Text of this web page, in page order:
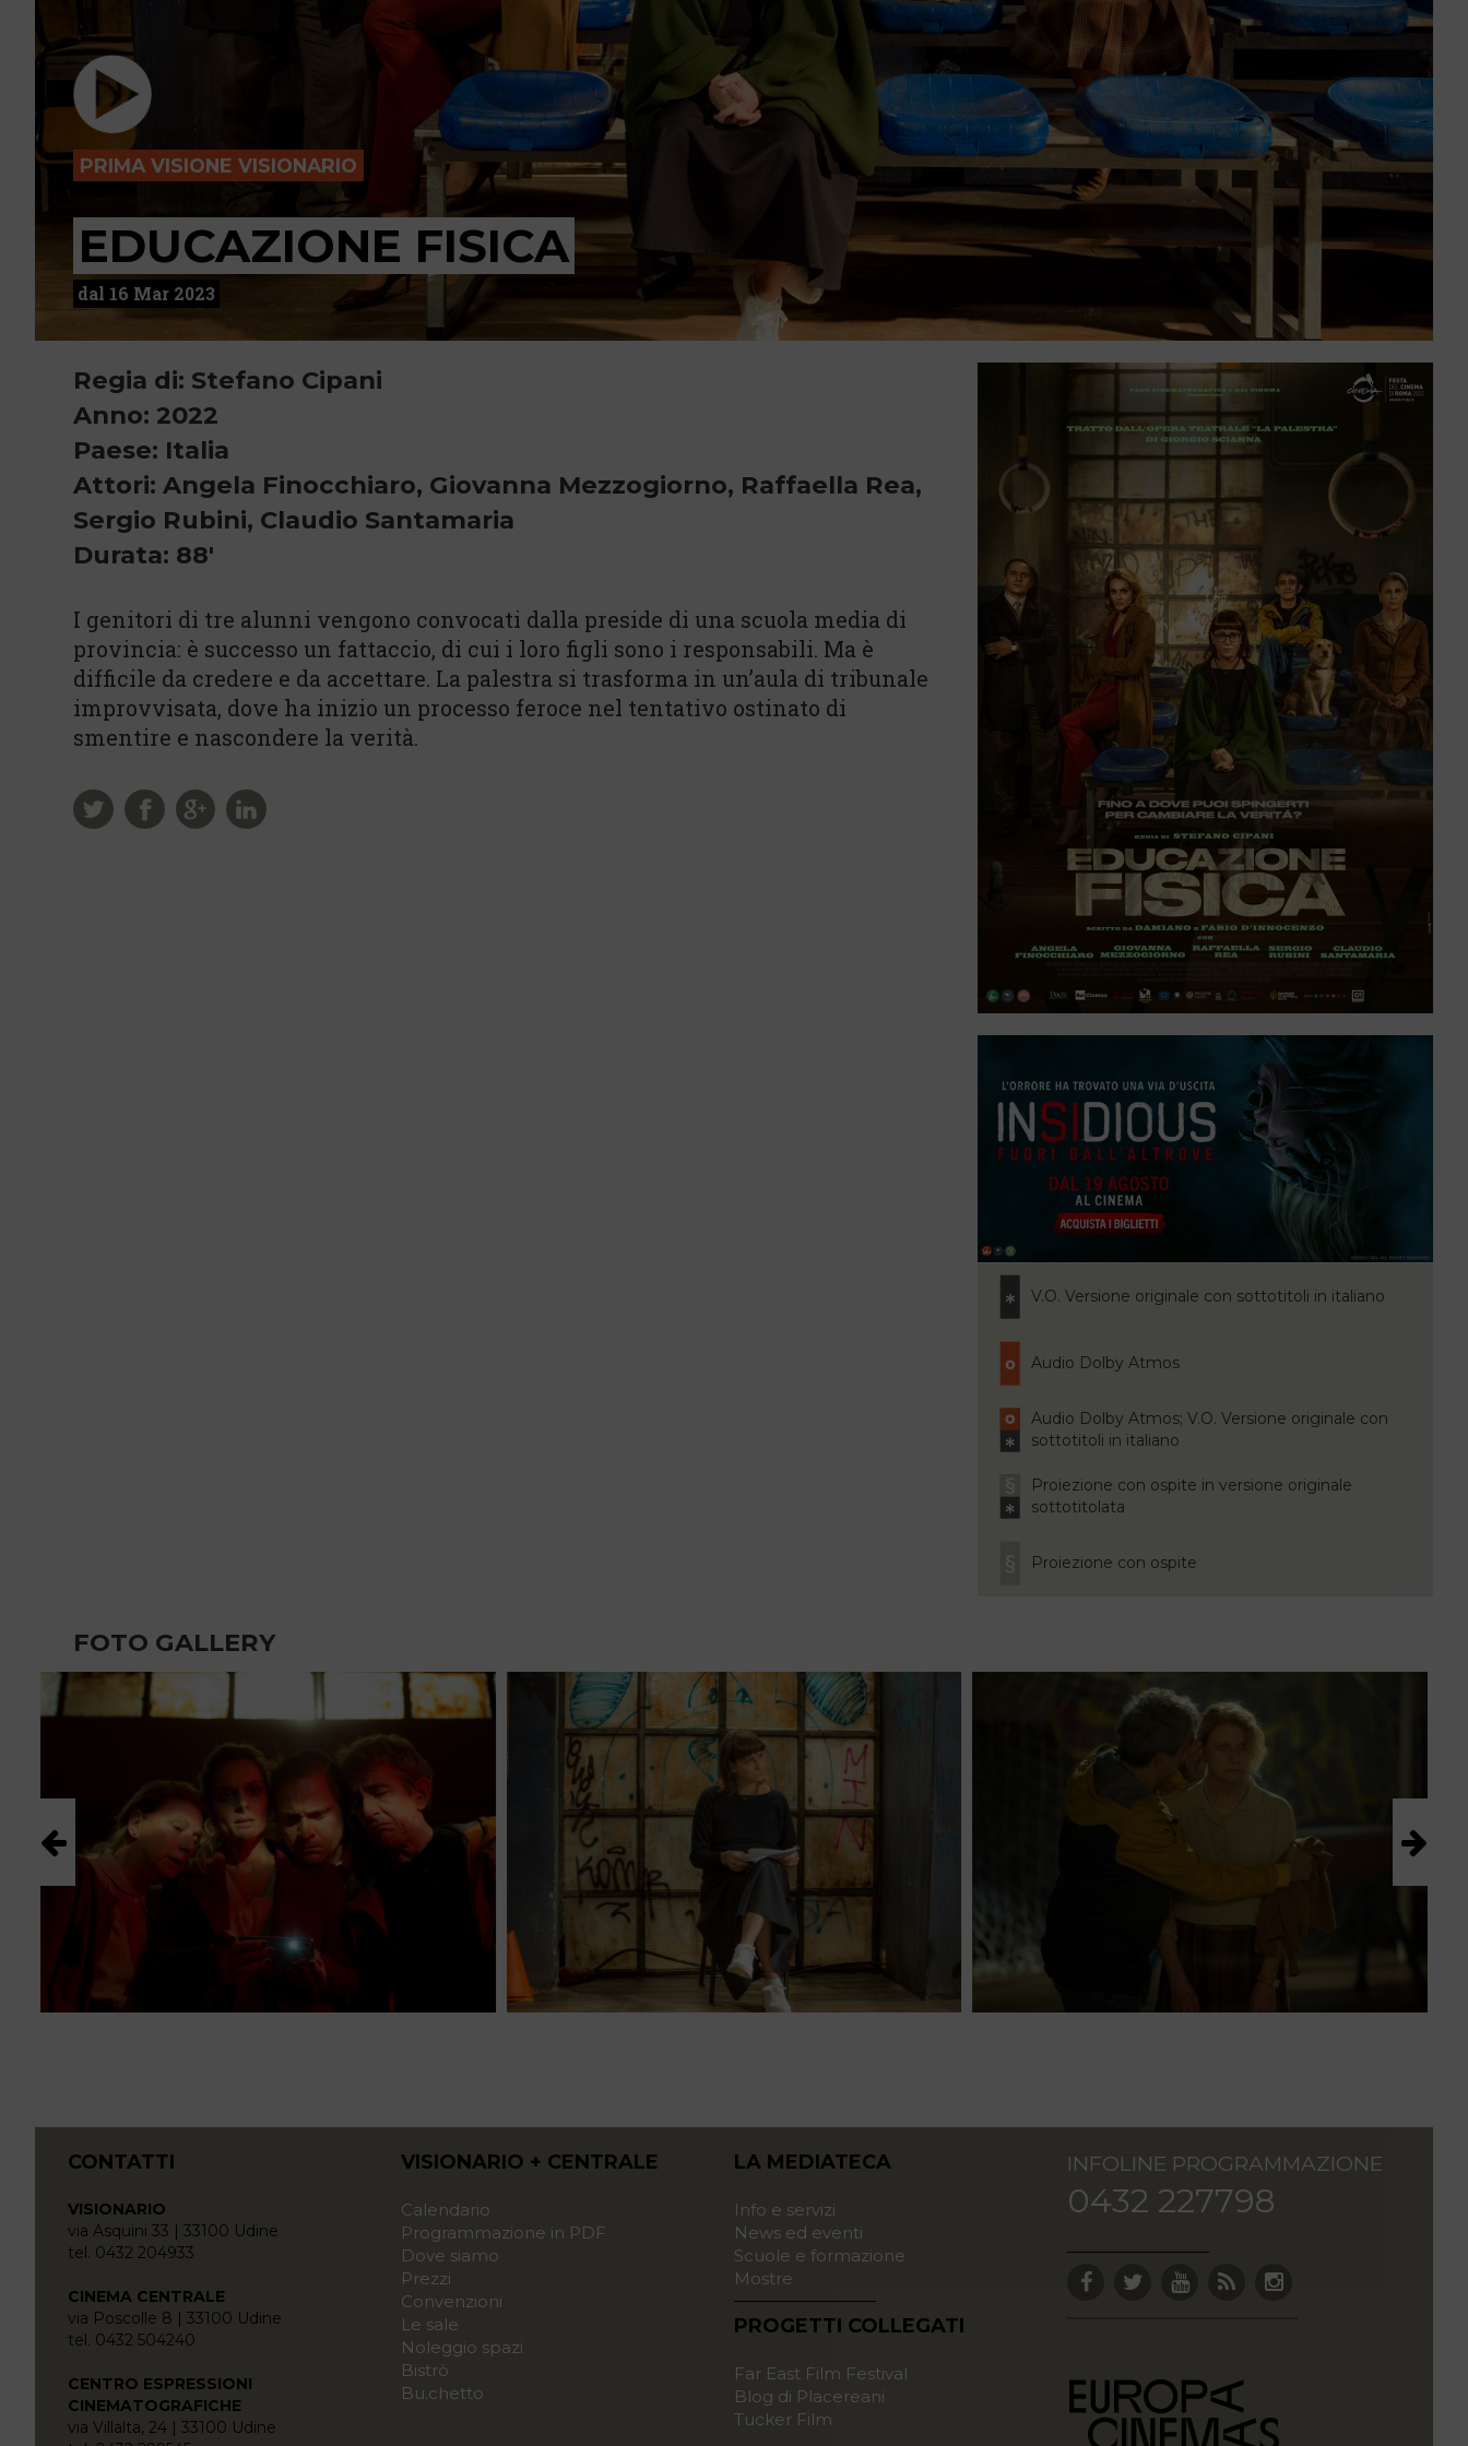
PRIMA VISIONE VISIONARIO
EDUCAZIONE FISICA
dal 16 Mar 2023
Regia di: Stefano Cipani
Anno: 2022
Paese: Italia
Attori: Angela Finocchiaro, Giovanna Mezzogiorno, Raffaella Rea,
Sergio Rubini, Claudio Santamaria
Durata: 88'
I genitori di tre alunni vengono convocati dalla preside di una scuola media di
provincia: è successo un fattaccio, di cui i loro figli sono i responsabili. Ma è
difficile da credere e da accettare. La palestra si trasforma in un’aula di tribunale
improvvisata, dove ha inizio un processo feroce nel tentativo ostinato di
smentire e nascondere la verità.
V.O. Versione originale con sottotitoli in italiano
Audio Dolby Atmos
Audio Dolby Atmos; V.O. Versione originale con
sottotitoli in italiano
Proiezione con ospite in versione originale
sottotitolata
Proiezione con ospite
FOTO GALLERY
CONTATTI
VISIONARIO
via Asquini 33 | 33100 Udine
tel. 0432 204933
CINEMA CENTRALE
via Poscolle 8 | 33100 Udine
tel. 0432 504240
CENTRO ESPRESSIONI
CINEMATOGRAFICHE
via Villalta, 24 | 33100 Udine
VISIONARIO + CENTRALE
Calendario
Programmazione in PDF
Dove siamo
Prezzi
Convenzioni
Le sale
Noleggio spazi
Bistrò
Bu.chetto
LA MEDIATECA
Info e servizi
News ed eventi
Scuole e formazione
Mostre
PROGETTI COLLEGATI
Far East Film Festival
Blog di Placereani
Tucker Film
INFOLINE PROGRAMMAZIONE
0432 227798